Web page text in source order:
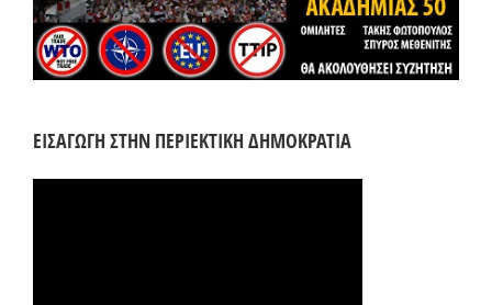
ΕΙΣΑΓΩΓΗ ΣΤΗΝ ΠΕΡΙΕΚΤΙΚΗ ΔΗΜΟΚΡΑΤΙΑ